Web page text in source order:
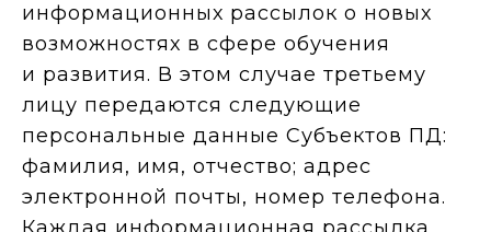
информационных рассылок о новых
возможностях в сфере обучения
и развития. В этом случае третьему
лицу передаются следующие
персональные данные Субъектов ПД:
фамилия, имя, отчество; адрес
электронной почты, номер телефона.